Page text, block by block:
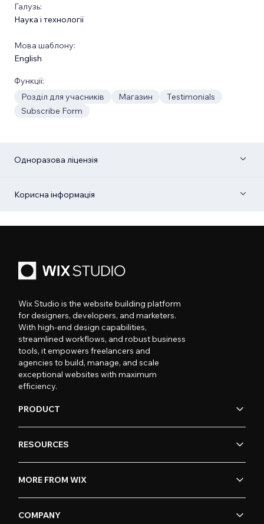
Галузь:
Наука і технології
Мова шаблону:
English
Функції:
Розділ для учасників
Магазин
Testimonials
Subscribe Form
Одноразова ліцензія
Корисна інформація
Wix Studio is the website building platform
for designers, developers, and marketers.
With high-end design capabilities,
streamlined workflows, and robust business
tools, it empowers freelancers and
agencies to build, manage, and scale
exceptional websites with maximum
efficiency.
PRODUCT
RESOURCES
MORE FROM WIX
COMPANY